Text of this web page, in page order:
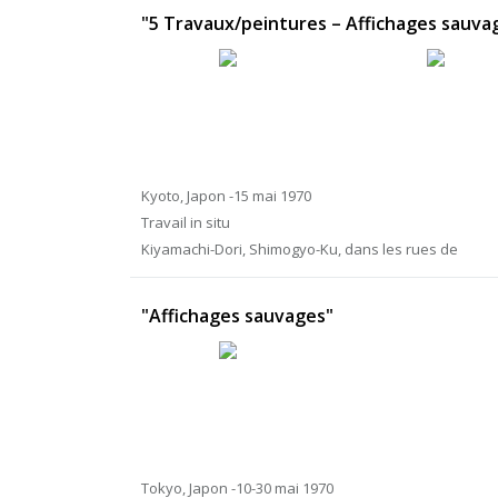
"5 Travaux/peintures – Affichages
Kyoto, Japon -15 mai 1970
Travail in situ
Kiyamachi-Dori, Shimogyo-Ku, dans les rues de
"Affichages sauvages"
Tokyo, Japon -10-30 mai 1970